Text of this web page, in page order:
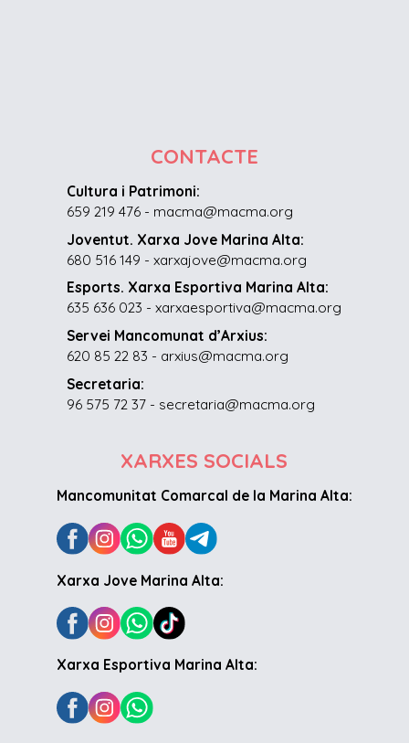
CONTACTE
Cultura i Patrimoni:
659 219 476 - macma@macma.org
Joventut. Xarxa Jove Marina Alta:
680 516 149 - xarxajove@macma.org
Esports. Xarxa Esportiva Marina Alta:
635 636 023 - xarxaesportiva@macma.org
Servei Mancomunat d’Arxius:
620 85 22 83 - arxius@macma.org
Secretaria:
96 575 72 37 - secretaria@macma.org
XARXES SOCIALS
Mancomunitat Comarcal de la Marina Alta:
Xarxa Jove Marina Alta:
Xarxa Esportiva Marina Alta: